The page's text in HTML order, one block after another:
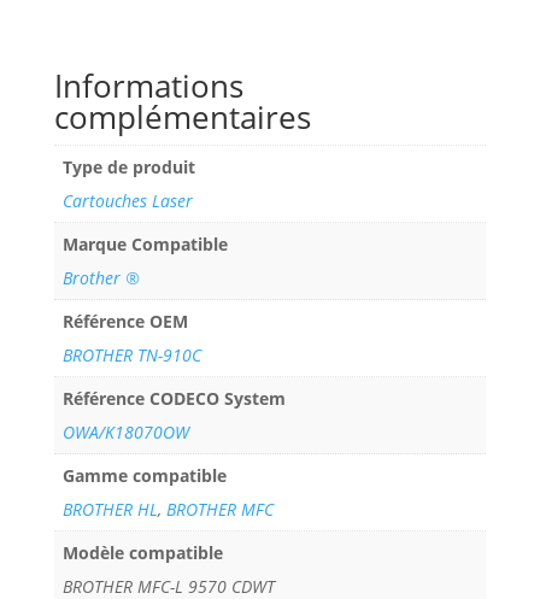
Informations
complémentaires
Type de produit
Cartouches Laser
Marque Compatible
Brother ®
Référence OEM
BROTHER TN-910C
Référence CODECO System
OWA/K18070OW
Gamme compatible
BROTHER HL, BROTHER MFC
Modèle compatible
BROTHER MFC-L 9570 CDWT